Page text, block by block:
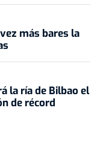
más bares la
la ría de Bilbao el
de récord